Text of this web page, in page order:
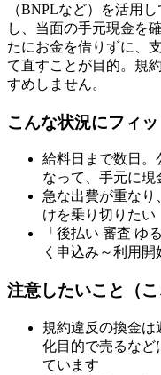
（BNPLなど）を活用
し、当面の手元現金を
たにお金を借りずに、
て直すことが目的。規
すめしません。
こんな状況にフィ
給料日まで数日。
なって、手元に現
急な出費が重な
けを乗り切りたい
「後払い 審査 ゆ
く申込み～利用
注意したいこと（こ
規約違反の換金は
化目的で売るなど
ています